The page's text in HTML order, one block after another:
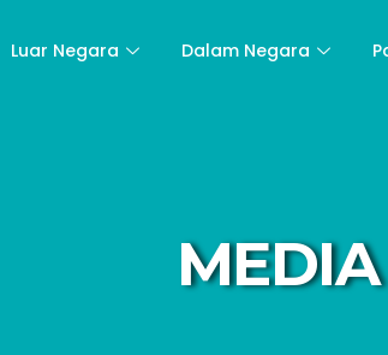
Luar Negara Dalam Negara
MEDIA